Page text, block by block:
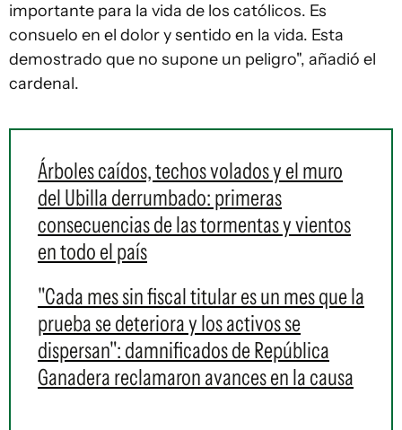
importante para la vida de los católicos. Es
consuelo en el dolor y sentido en la vida. Esta
demostrado que no supone un peligro", añadió el
cardenal.
Árboles caídos, techos volados y el muro
del Ubilla derrumbado: primeras
consecuencias de las tormentas y vientos
en todo el país
"Cada mes sin fiscal titular es un mes que la
prueba se deteriora y los activos se
dispersan": damnificados de República
Ganadera reclamaron avances en la causa